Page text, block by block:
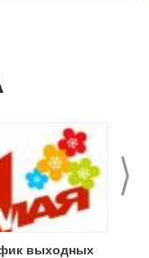
>
выходных